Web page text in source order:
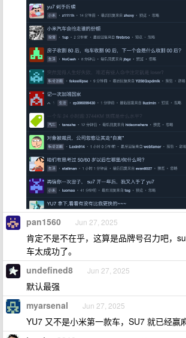
pan1560 Jun 27, 2025
肯定不是不在乎，这算是品牌号召力吧，
车太成功了。
undefined8 Jun 27, 2025
默认最强
myarsenal Jun 27, 2025
YU7 又不是小米第一款车，SU7 就已经赢